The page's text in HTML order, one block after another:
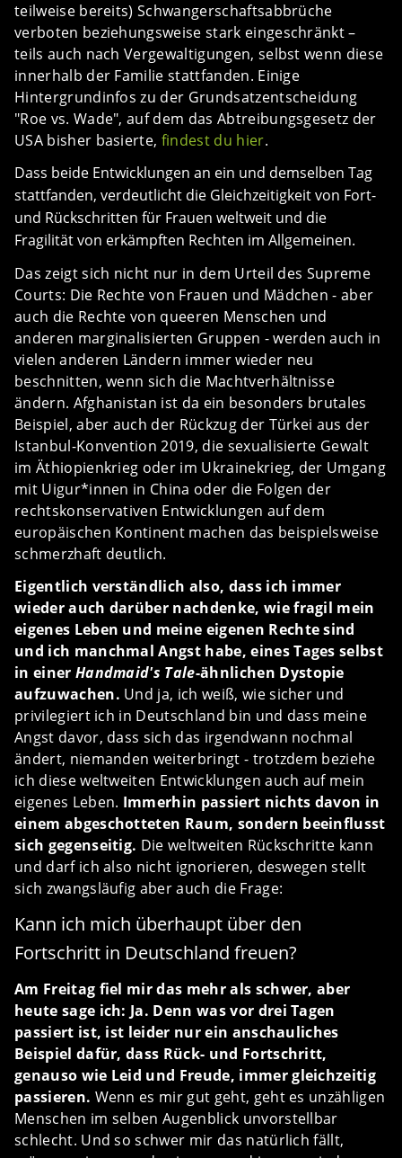
teilweise bereits) Schwangerschaftsabbrüche
verboten beziehungsweise stark eingeschränkt –
teils auch nach Vergewaltigungen, selbst wenn diese
innerhalb der Familie stattfanden. Einige
Hintergrundinfos zu der Grundsatzentscheidung
"Roe vs. Wade", auf dem das Abtreibungsgesetz der
USA bisher basierte, findest du hier.
Dass beide Entwicklungen an ein und demselben Tag
stattfanden, verdeutlicht die Gleichzeitigkeit von Fort-
und Rückschritten für Frauen weltweit und die
Fragilität von erkämpften Rechten im Allgemeinen.
Das zeigt sich nicht nur in dem Urteil des Supreme
Courts: Die Rechte von Frauen und Mädchen - aber
auch die Rechte von queeren Menschen und
anderen marginalisierten Gruppen - werden auch in
vielen anderen Ländern immer wieder neu
beschnitten, wenn sich die Machtverhältnisse
ändern. Afghanistan ist da ein besonders brutales
Beispiel, aber auch der Rückzug der Türkei aus der
Istanbul-Konvention 2019, die sexualisierte Gewalt
im Äthiopienkrieg oder im Ukrainekrieg, der Umgang
mit Uigur*innen in China oder die Folgen der
rechtskonservativen Entwicklungen auf dem
europäischen Kontinent machen das beispielsweise
schmerzhaft deutlich.
Eigentlich verständlich also, dass ich immer
wieder auch darüber nachdenke, wie fragil mein
eigenes Leben und meine eigenen Rechte sind
und ich manchmal Angst habe, eines Tages selbst
in einer Handmaid's Tale-ähnlichen Dystopie
aufzuwachen. Und ja, ich weiß, wie sicher und
privilegiert ich in Deutschland bin und dass meine
Angst davor, dass sich das irgendwann nochmal
ändert, niemanden weiterbringt - trotzdem beziehe
ich diese weltweiten Entwicklungen auch auf mein
eigenes Leben. Immerhin passiert nichts davon in
einem abgeschotteten Raum, sondern beeinflusst
sich gegenseitig. Die weltweiten Rückschritte kann
und darf ich also nicht ignorieren, deswegen stellt
sich zwangsläufig aber auch die Frage:
Kann ich mich überhaupt über den
Fortschritt in Deutschland freuen?
Am Freitag fiel mir das mehr als schwer, aber
heute sage ich: Ja. Denn was vor drei Tagen
passiert ist, ist leider nur ein anschauliches
Beispiel dafür, dass Rück- und Fortschritt,
genauso wie Leid und Freude, immer gleichzeitig
passieren. Wenn es mir gut geht, geht es unzähligen
Menschen im selben Augenblick unvorstellbar
schlecht. Und so schwer mir das natürlich fällt,